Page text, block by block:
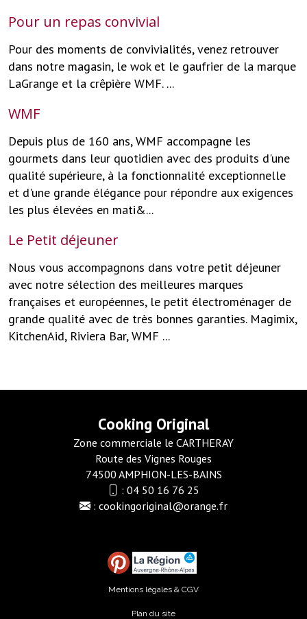
Pour un repas convivial
Pour des moments de convivialités, venez retrouver
dans notre magasin, le wok et le gaufrier de la marque
LaGrange et la crêpière WMF. ...
WMF
Depuis plus de 160 ans, WMF accompagne les
gourmets dans leur quotidien avec des produits d'une
qualité supérieure, à la fonctionnalité exceptionnelle
et d'une grande élégance pour répondre aux exigences
les plus élevées en mati&...
Le Petit déjeuner
Nous vous accompagnons dans votre petit déjeuner
avec notre sélection des meilleures marques
françaises et européennes, le petit électroménager de
grande qualité avec de très bonnes garanties. Magimix,
KitchenAid, Riviera Bar, WMF ...
Cooking Original
Zone commerciale le CARTHERAY
Route des Vignes Rouges
74500 AMPHION-LES-BAINS
: 04 50 16 76 25
: cookingoriginal@orange.fr
Mentions légales & CGV
Plan du site